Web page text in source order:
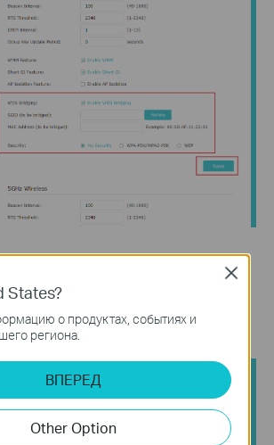
DHCP
Сеть>
Включить DHCP-сервери нажмите
States?
о продуктах, событиях и
региона.
ВПЕРЕД
Other Option
Close